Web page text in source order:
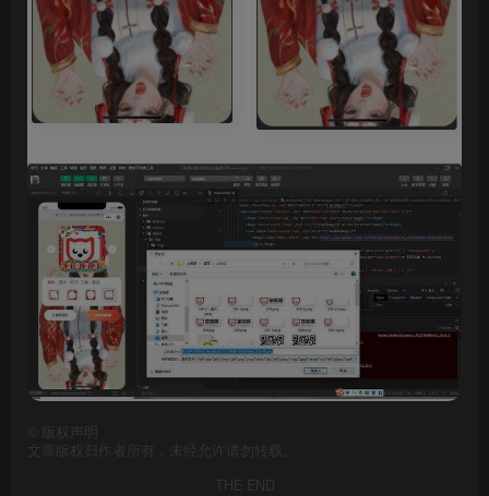
版权声明
文章版权归作者所有，未经允许请勿转载。
THE END